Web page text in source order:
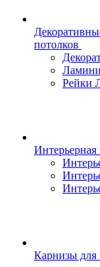
потолков
Рейки
Интерьерная
Карнизы для